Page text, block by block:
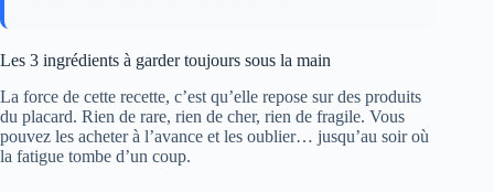
Les 3 ingrédients à garder toujours sous la main
La force de cette recette, c’est qu’elle repose sur des produits
du placard. Rien de rare, rien de cher, rien de fragile. Vous
pouvez les acheter à l’avance et les oublier… jusqu’au soir où
la fatigue tombe d’un coup.